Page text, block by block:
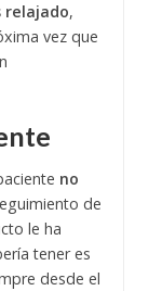
relajado,
vez que
no
de
le ha
tener es
desde el